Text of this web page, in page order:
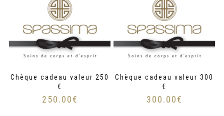
Chèque cadeau valeur 250
€
250.00€
Chèque cadeau valeur 300
€
300.00€